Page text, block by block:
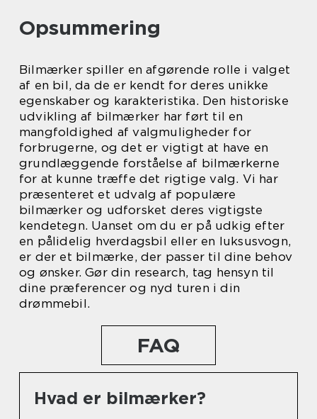
Opsummering
Bilmærker spiller en afgørende rolle i valget
af en bil, da de er kendt for deres unikke
egenskaber og karakteristika. Den historiske
udvikling af bilmærker har ført til en
mangfoldighed af valgmuligheder for
forbrugerne, og det er vigtigt at have en
grundlæggende forståelse af bilmærkerne
for at kunne træffe det rigtige valg. Vi har
præsenteret et udvalg af populære
bilmærker og udforsket deres vigtigste
kendetegn. Uanset om du er på udkig efter
en pålidelig hverdagsbil eller en luksusvogn,
er der et bilmærke, der passer til dine behov
og ønsker. Gør din research, tag hensyn til
dine præferencer og nyd turen i din
drømmebil.
FAQ
Hvad er bilmærker?